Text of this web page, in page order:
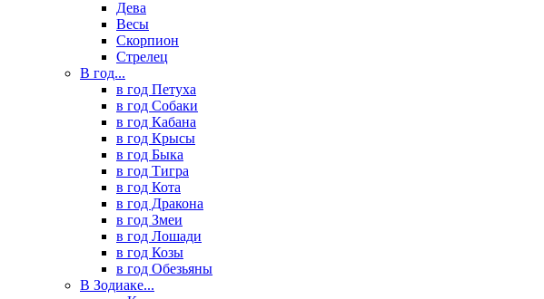
Дева
Весы
Скорпион
Стрелец
В год...
в год Петуха
в год Собаки
в год Кабана
в год Крысы
в год Быка
в год Тигра
в год Кота
в год Дракона
в год Змеи
в год Лошади
в год Козы
в год Обезьяны
В Зодиаке...